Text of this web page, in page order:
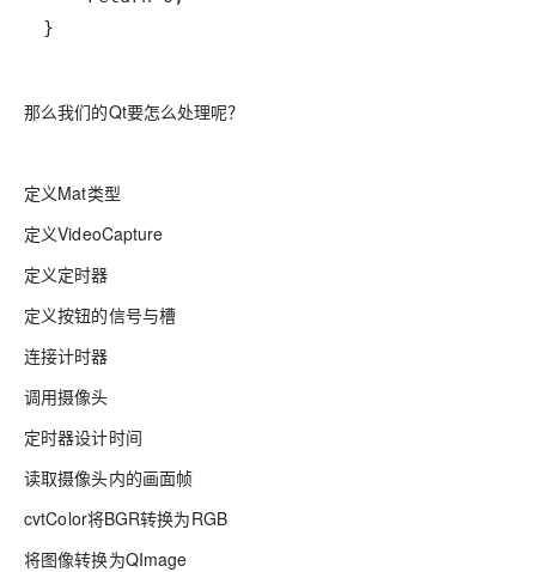
}
那么我们的Qt要怎么处理呢？
定义Mat类型
定义VideoCapture
定义定时器
定义按钮的信号与槽
连接计时器
调用摄像头
定时器设计时间
读取摄像头内的画面帧
cvtColor将BGR转换为RGB
将图像转换为QImage